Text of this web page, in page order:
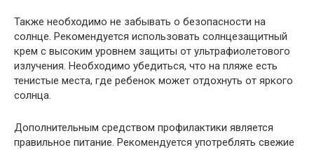
Также необходимо не забывать о безопасности на
солнце. Рекомендуется использовать солнцезащитный
крем с высоким уровнем защиты от ультрафиолетового
излучения. Необходимо убедиться, что на пляже есть
тенистые места, где ребенок может отдохнуть от яркого
солнца.
Дополнительным средством профилактики является
правильное питание. Рекомендуется употреблять свежие